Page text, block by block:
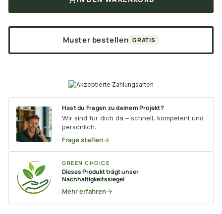
Muster bestellen GRATIS
Hast du Fragen zu deinem Projekt?
Wir sind für dich da – schnell, kompetent und
persönlich.
Frage stellen
GREEN CHOICE
Dieses Produkt trägt unser
Nachhaltigkeitssiegel
Mehr erfahren